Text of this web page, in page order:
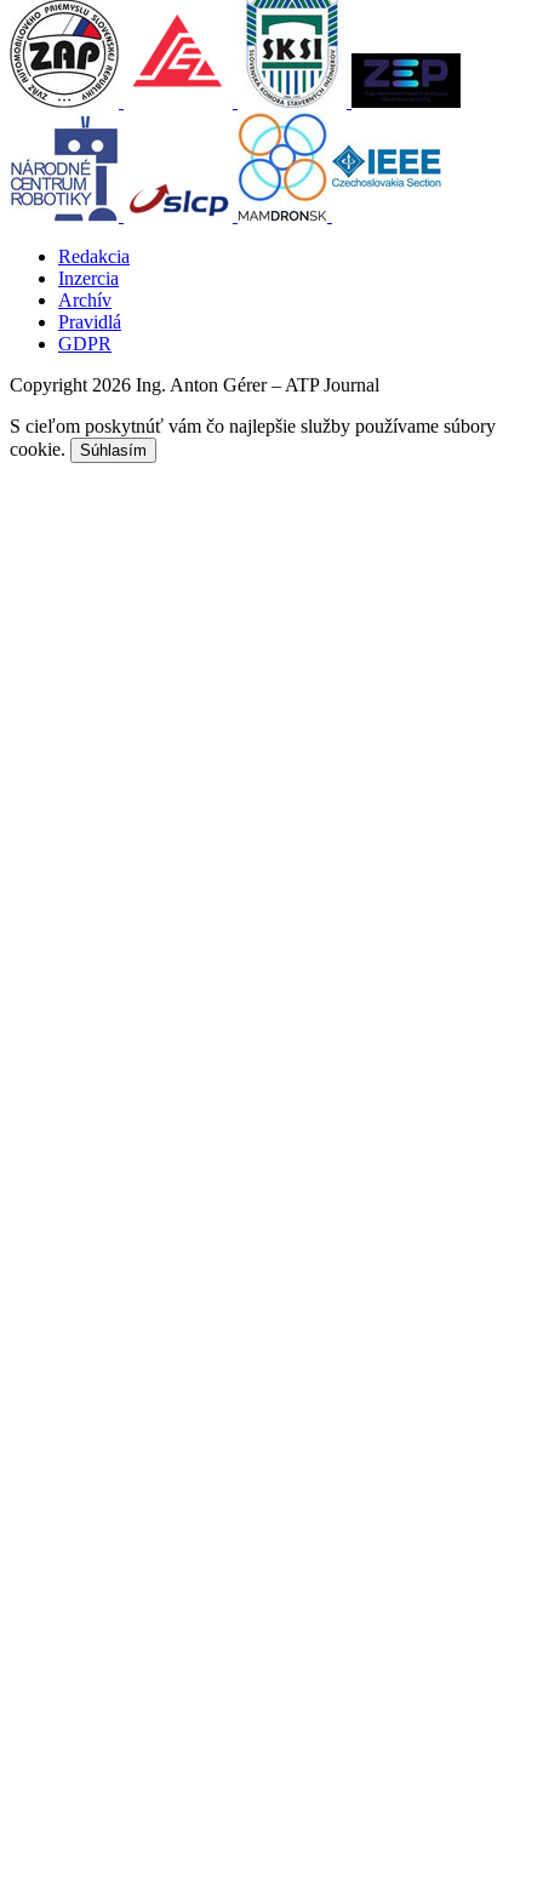
Redakcia
Inzercia
Archív
Pravidlá
GDPR
Copyright 2026 Ing. Anton Gérer – ATP Journal
S cieľom poskytnúť vám čo najlepšie služby používame súbory
cookie.
Súhlasím